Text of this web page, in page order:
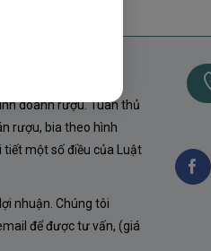
doanh rượu. Tuân thủ
rượu, bia theo hình
tiết một số điều của Luật
nhuận. Chúng tôi
để được tư vấn, (giá